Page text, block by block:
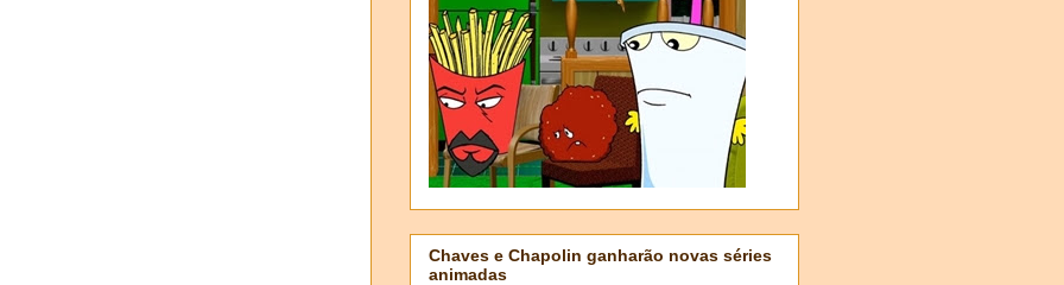
Chaves e Chapolin ganharão novas séries
animadas